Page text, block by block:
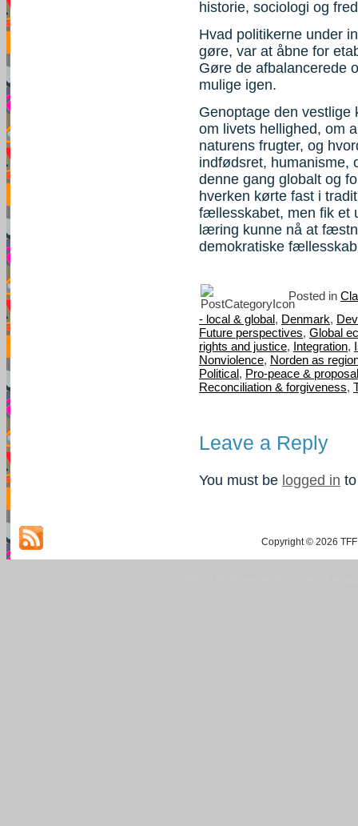
historie, sociologi og
Hvad politikerne under
gøre, var at åbne for
Gøre de afbalancerede
mulige igen.
Genoptage den vestlige
om livets hellighed, om
naturens frugter, og
indfødsret, humanisme,
denne gang globalt og
hverken kørte fast i
fællesskabet, men fik et
læring kunne nå at
demokratiske
Posted in
- local & global, Denmark,
Future perspectives, Global
rights and justice, Integration,
Nonviolence, Norden as
Political, Pro-peace &
Reconciliation & forgiveness,
Leave a Reply
You must be logged in
Copyright © 2026